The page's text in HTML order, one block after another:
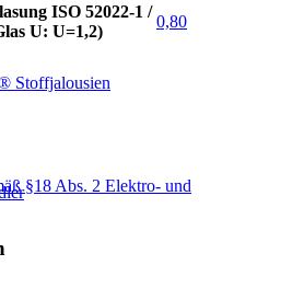
Stoffjalousien
ISO 52022-1 /
U: U=1,2)
0,80
§18 Abs. 2 Elektro- und